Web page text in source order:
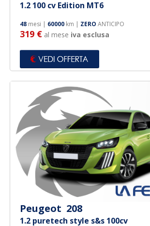
1.2 100 cv Edition MT6
48 mesi | 60000 km | ZERO ANTICIPO
319 € al mese iva esclusa
Peugeot 208
1.2 puretech style s&s 100cv